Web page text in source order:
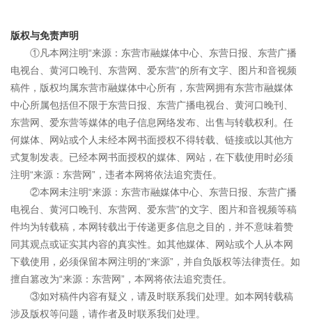
版权与免责声明
①凡本网注明“来源：东营市融媒体中心、东营日报、东营广播
电视台、黄河口晚刊、东营网、爱东营”的所有文字、图片和音视频
稿件，版权均属东营市融媒体中心所有，东营网拥有东营市融媒体
中心所属包括但不限于东营日报、东营广播电视台、黄河口晚刊、
东营网、爱东营等媒体的电子信息网络发布、出售与转载权利。任
何媒体、网站或个人未经本网书面授权不得转载、链接或以其他方
式复制发表。已经本网书面授权的媒体、网站，在下载使用时必须
注明“来源：东营网”，违者本网将依法追究责任。
②本网未注明“来源：东营市融媒体中心、东营日报、东营广播
电视台、黄河口晚刊、东营网、爱东营”的文字、图片和音视频等稿
件均为转载稿，本网转载出于传递更多信息之目的，并不意味着赞
同其观点或证实其内容的真实性。如其他媒体、网站或个人从本网
下载使用，必须保留本网注明的“来源”，并自负版权等法律责任。如
擅自篡改为“来源：东营网”，本网将依法追究责任。
③如对稿件内容有疑义，请及时联系我们处理。如本网转载稿
涉及版权等问题，请作者及时联系我们处理。